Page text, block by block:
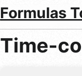
Formulas
Time-